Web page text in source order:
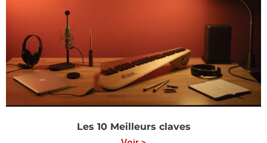
Les 10 Meilleurs claves